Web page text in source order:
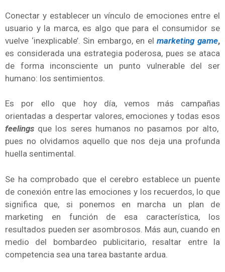
Conectar y establecer un vínculo de emociones entre el
usuario y la marca, es algo que para el consumidor se
vuelve ‘inexplicable’. Sin embargo, en elmarketing game,
es considerada una estrategia poderosa, pues se ataca
de forma inconsciente un punto vulnerable del ser
humano: los sentimientos.
Es por ello que hoy día, vemos más campañas
orientadas a despertar valores, emociones y todas esos
feelings que los seres humanos no pasamos por alto,
pues no olvidamos aquello que nos deja una profunda
huella sentimental.
Se ha comprobado que el cerebro establece un puente
de conexión entre las emociones y los recuerdos, lo que
significa que, si ponemos en marcha un plan de
marketing en función de esa característica, los
resultados pueden ser asombrosos. Más aun, cuando en
medio del bombardeo publicitario, resaltar entre la
competencia sea una tarea bastante ardua.